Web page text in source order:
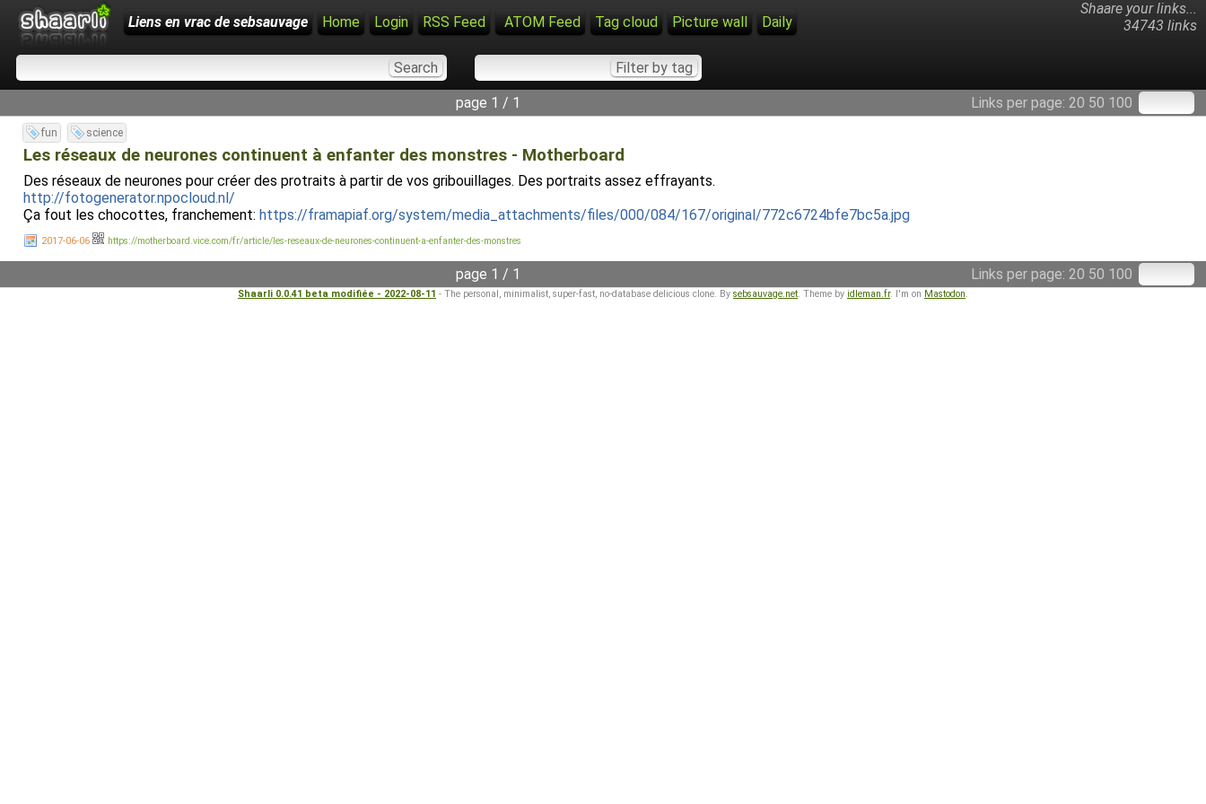
Shaare your links...
34743 links
Liens en vrac de sebsauvage Home Login RSS Feed ATOM Feed Tag cloud Picture wall Daily
Links per page: 20 50 100
page 1 / 1
fun science
Les réseaux de neurones continuent à enfanter des monstres - Motherboard
Des réseaux de neurones pour créer des protraits à partir de vos gribouillages. Des portraits assez effrayants.
http://fotogenerator.npocloud.nl/
Ça fout les chocottes, franchement: https://framapiaf.org/system/media_attachments/files/000/084/167/original/772c6724bfe7bc5a.jpg
2017-06-06 https://motherboard.vice.com/fr/article/les-reseaux-de-neurones-continuent-a-enfanter-des-monstres
Links per page: 20 50 100
page 1 / 1
Shaarli 0.0.41 beta modifiée - 2022-08-11 - The personal, minimalist, super-fast, no-database delicious clone. By sebsauvage.net. Theme by idleman.fr. I'm on Mastodon.